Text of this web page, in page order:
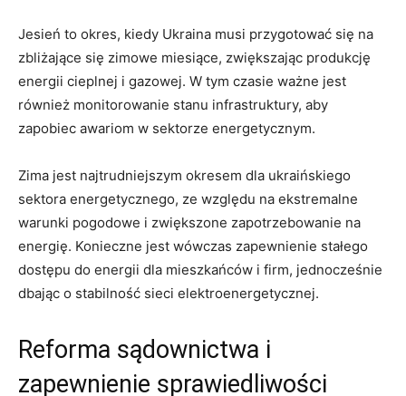
Jesień to okres, kiedy Ukraina musi przygotować się ⁣na
zbliżające się zimowe ​miesiące, zwiększając produkcję​
energii cieplnej‌ i gazowej.‌ W tym czasie ważne jest
również monitorowanie stanu ​infrastruktury, aby
zapobiec⁣ awariom w sektorze energetycznym.
Zima jest‌ najtrudniejszym okresem dla ukraińskiego
sektora energetycznego, ze względu na ekstremalne
warunki pogodowe i zwiększone zapotrzebowanie na
energię. Konieczne ⁤jest wówczas zapewnienie stałego
dostępu do energii dla mieszkańców i ‍firm, jednocześnie
dbając ​o stabilność sieci ​elektroenergetycznej.
Reforma sądownictwa i
zapewnienie sprawiedliwości